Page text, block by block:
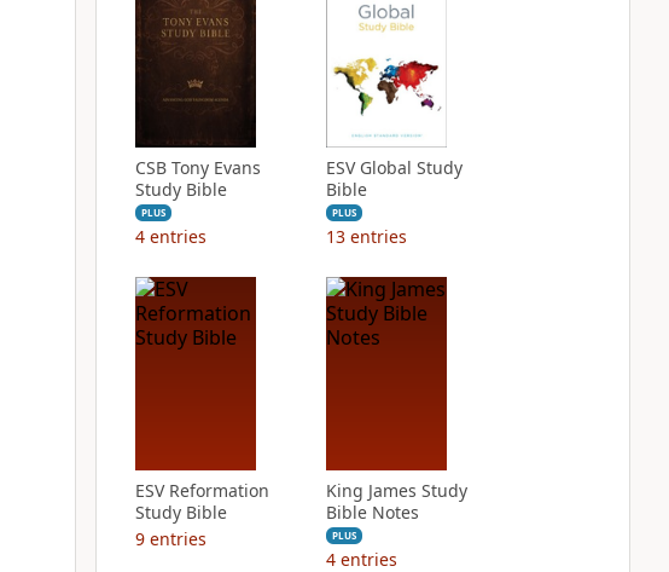
CSB Tony Evans
Study Bible
PLUS
4 entries
ESV Global Study
Bible
PLUS
13 entries
ESV Reformation
Study Bible
9 entries
King James Study
Bible Notes
PLUS
4 entries